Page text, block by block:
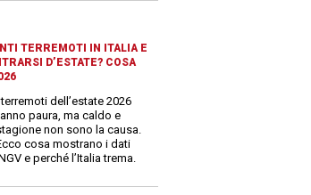
TERREMOTI IN ITALIA E
D’ESTATE? COSA
dell’estate 2026
paura, ma caldo e
non sono la causa.
cosa mostrano i dati
e perché l’Italia trema.